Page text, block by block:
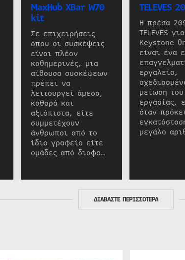
MaxHub XBar W70
kit
Σε επιχειρήσεις
όπου οι συσκέψεις
είναι πλέον
καθημερινές, μια
αίθουσα συσκέψεων
πρέπει να
λειτουργεί άμεσα,
καθαρά και
αξιόπιστα, είτε
συμμετέχουν
άνθρωποι από το
ίδιο γραφείο είτε
ομάδες από διαφο…
TELEVES
Η πρέσα
TELEVES
Keystone
είναι ένα
εργαλείο,
μείωση
εργασίας,
όταν
μεγάλο
ΔΙΑΒΑΣΤΕ ΠΕΡΙΣΣΟΤΕΡΑ